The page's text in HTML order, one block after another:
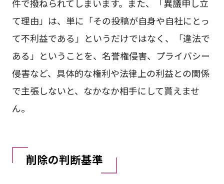
件で撥ねられてしまいます。また、「異議申し立
て理由」は、単に「その投稿が自身や自社にとっ
て不利益である」というだけではなく、「違法で
ある」ということを、名誉権侵害、プライバシー
侵害など、具体的な権利や法律上の利益との関係
で主張しないと、なかなか相手にして貰えませ
ん。
削除の判断基準